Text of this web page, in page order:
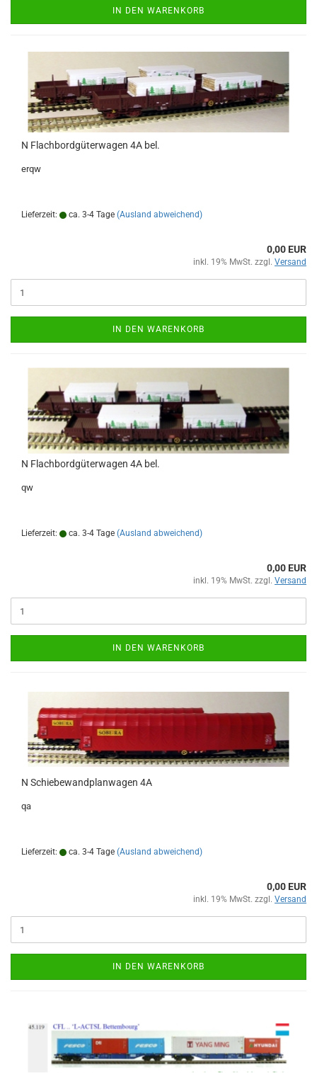
IN DEN WARENKORB
N Flachbordgüterwagen 4A bel.
erqw
Lieferzeit: ca. 3-4 Tage (Ausland abweichend)
0,00 EUR
inkl. 19% MwSt. zzgl. Versand
IN DEN WARENKORB
N Flachbordgüterwagen 4A bel.
qw
Lieferzeit: ca. 3-4 Tage (Ausland abweichend)
0,00 EUR
inkl. 19% MwSt. zzgl. Versand
IN DEN WARENKORB
N Schiebewandplanwagen 4A
qa
Lieferzeit: ca. 3-4 Tage (Ausland abweichend)
0,00 EUR
inkl. 19% MwSt. zzgl. Versand
IN DEN WARENKORB